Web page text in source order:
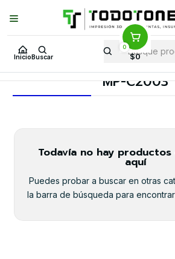
Inicio Buscar
0
$0
Puedes Elegir: Comprar enTienda·
Tienda en24 Horas
Inicio Toner y tambor Toner Original
MP-C2003
MP-C2003
Todavía no hay
aquí
Puedes probar a buscar en otras
la barra de búsqueda para